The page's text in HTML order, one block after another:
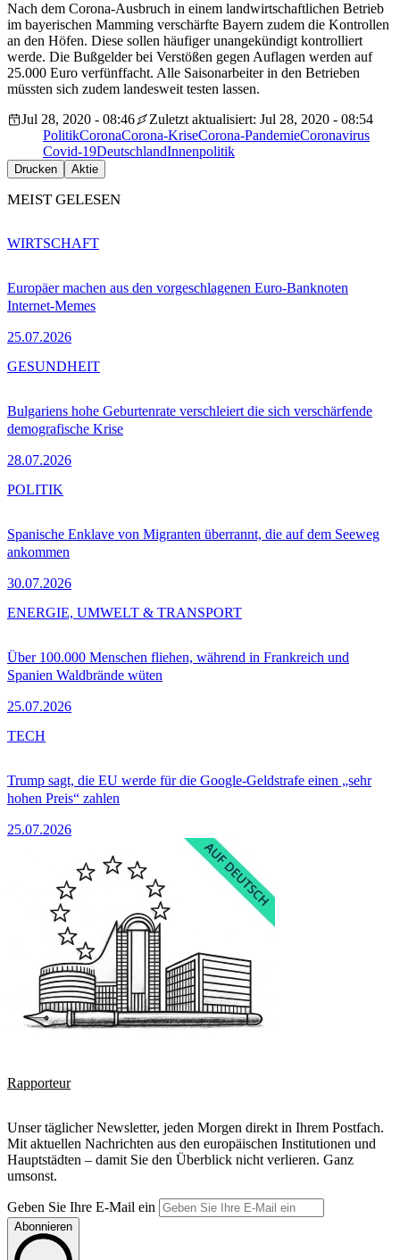
Nach dem Corona-Ausbruch in einem landwirtschaftlichen Betrieb
im bayerischen Mamming verschärfte Bayern zudem die Kontrollen
an den Höfen. Diese sollen häufiger unangekündigt kontrolliert
werde. Die Bußgelder bei Verstößen gegen Auflagen werden auf
25.000 Euro verfünffacht. Alle Saisonarbeiter in den Betrieben
müssten sich zudem landesweit testen lassen.
Jul 28, 2020 - 08:46
Zuletzt aktualisiert: Jul 28, 2020 - 08:54
PolitikCoronaCorona-KriseCorona-PandemieCoronavirus
Covid-19DeutschlandInnenpolitik
Drucken Aktie
MEIST GELESEN
Europäer machen aus den vorgeschlagenen Euro-Banknoten
Internet-Memes
25.07.2026
WIRTSCHAFT
Bulgariens hohe Geburtenrate verschleiert die sich verschärfende
demografische Krise
28.07.2026
GESUNDHEIT
Spanische Enklave von Migranten überrannt, die auf dem Seeweg
ankommen
30.07.2026
POLITIK
Über 100.000 Menschen fliehen, während in Frankreich und
Spanien Waldbrände wüten
25.07.2026
ENERGIE, UMWELT & TRANSPORT
Trump sagt, die EU werde für die Google-Geldstrafe einen „sehr
hohen Preis“ zahlen
25.07.2026
TECH
Rapporteur
Unser täglicher Newsletter, jeden Morgen direkt in Ihrem Postfach.
Mit aktuellen Nachrichten aus den europäischen Institutionen und
Hauptstädten – damit Sie den Überblick nicht verlieren. Ganz
umsonst.
Geben Sie Ihre E-Mail ein
Abonnieren